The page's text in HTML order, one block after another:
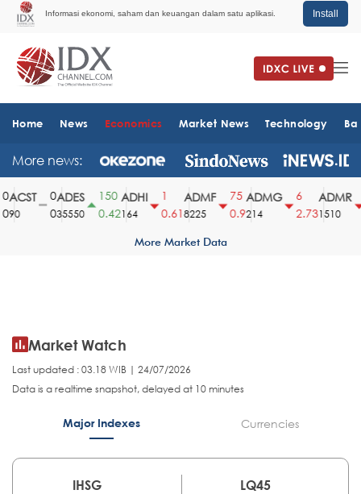
Informasi ekonomi, saham dan keuangan dalam satu aplikasi. Install
Home News Economics Market News Technology
More news:
ADES
35550
150
0.42
ADHI
164
0.61
ADMF
8225
75
0.9
ADMG
214
2.73
ADMR
1510
More Market Data
Market Watch
Last updated : 03.18 WIB | 24/07/2026
Data is a realtime snapshot, delayed at 10 minutes
Major Indexes Currencies
IHSG
LQ45